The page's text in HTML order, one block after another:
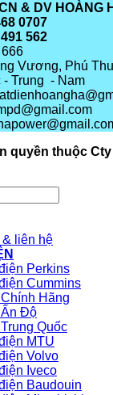
& DV HOÀNG
0707
562
Vương, Phú
- Trung - Nam
quyền thuộc
liên hệ
Perkins
Cummins
Hãng
Độ
Quốc
MTU
Volvo
Iveco
Baudouin